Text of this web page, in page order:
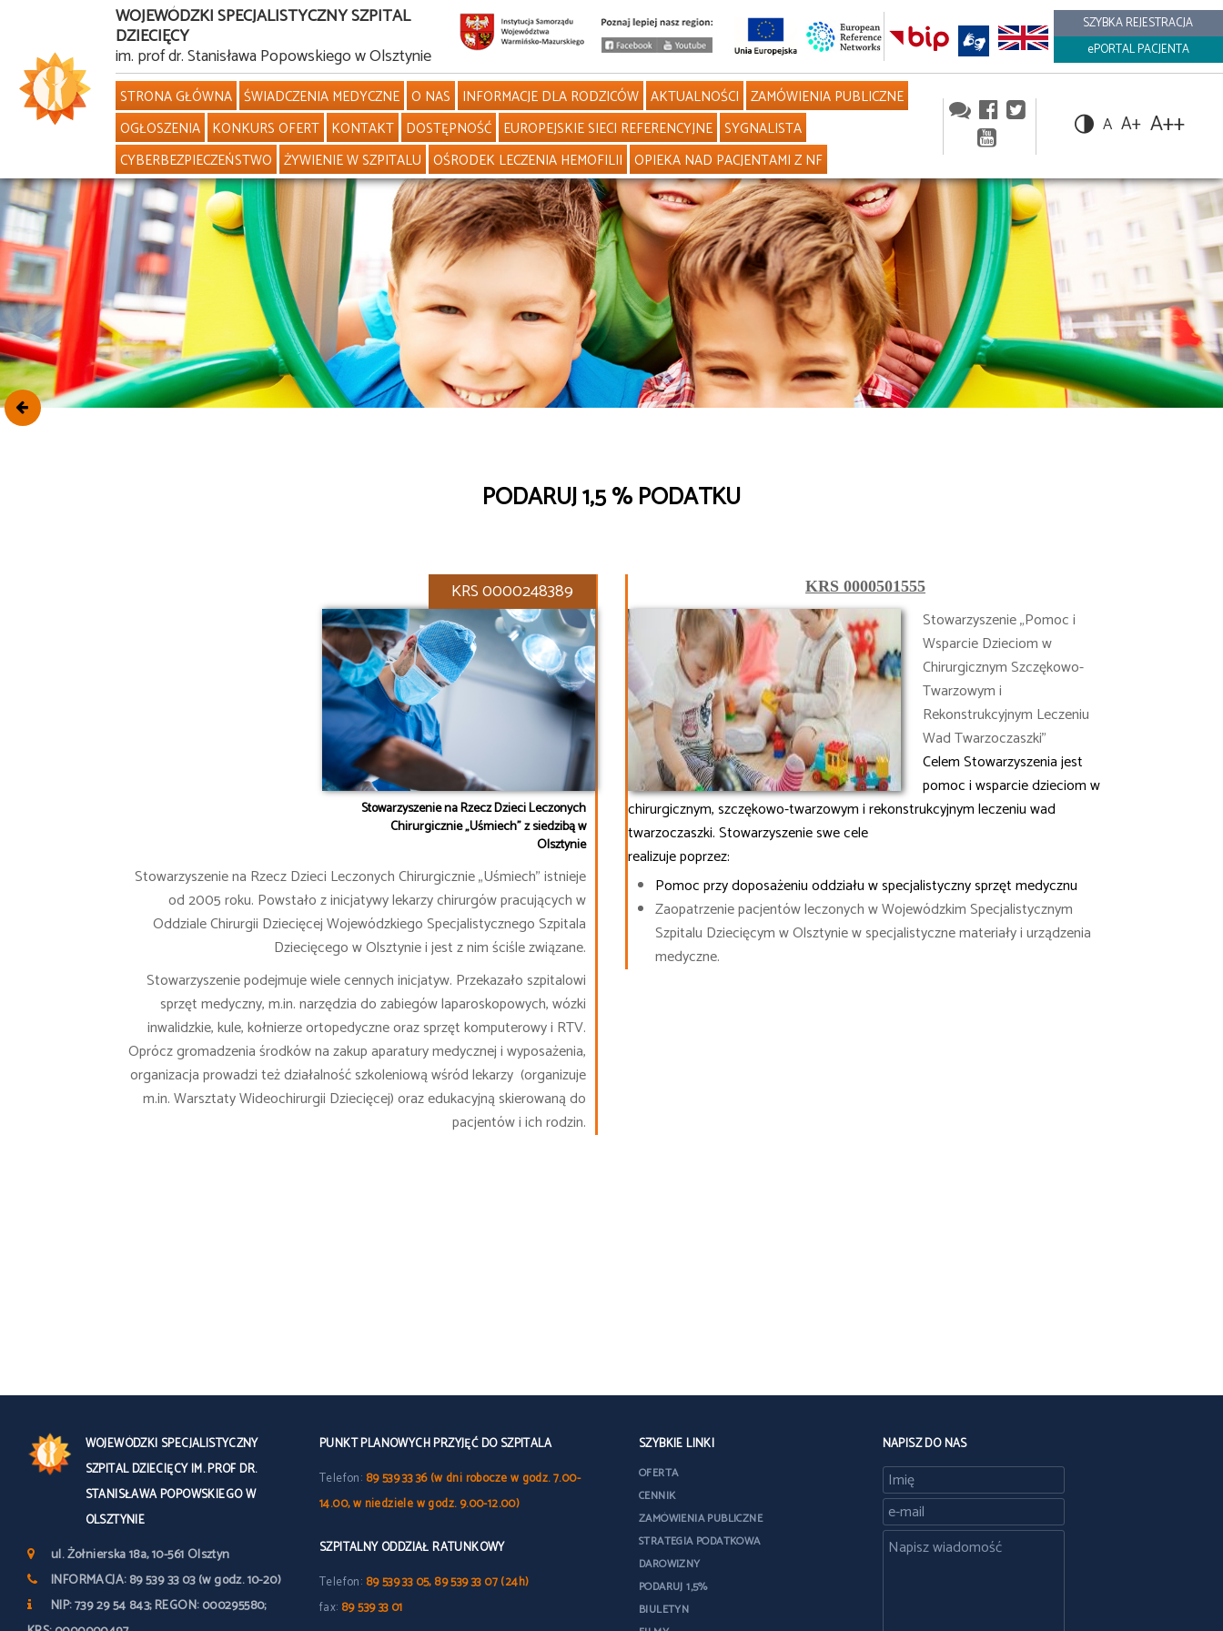
treści
WOJEWÓDZKI SPECJALISTYCZNY SZPITAL
DZIECIĘCY
im. prof dr. Stanisława Popowskiego w Olsztynie
SZYBKA REJESTRACJA
ePORTAL PACJENTA
STRONA GŁÓWNA ŚWIADCZENIA MEDYCZNE O NAS INFORMACJE DLA RODZICÓW AKTUALNOŚCI ZAMÓWIENIA PUBLICZNE
OGŁOSZENIA KONKURS OFERT KONTAKT DOSTĘPNOŚĆ EUROPEJSKIE SIECI REFERENCYJNE SYGNALISTA
CYBERBEZPIECZEŃSTWO ŻYWIENIE W SZPITALU OŚRODEK LECZENIA HEMOFILII OPIEKA NAD PACJENTAMI Z NF
A A+ A++
PODARUJ 1,5 % PODATKU
KRS 0000248389
Stowarzyszenie na Rzecz Dzieci Leczonych
Chirurgicznie „Uśmiech” z siedzibą w
Olsztynie
Stowarzyszenie na Rzecz Dzieci Leczonych Chirurgicznie „Uśmiech” istnieje
od 2005 roku. Powstało z inicjatywy lekarzy chirurgów pracujących w
Oddziale Chirurgii Dziecięcej Wojewódzkiego Specjalistycznego Szpitala
Dziecięcego w Olsztynie i jest z nim ściśle związane.
Stowarzyszenie podejmuje wiele cennych inicjatyw. Przekazało szpitalowi
sprzęt medyczny, m.in. narzędzia do zabiegów laparoskopowych, wózki
inwalidzkie, kule, kołnierze ortopedyczne oraz sprzęt komputerowy i RTV.
Oprócz gromadzenia środków na zakup aparatury medycznej i wyposażenia,
organizacja prowadzi też działalność szkoleniową wśród lekarzy (organizuje
m.in. Warsztaty Wideochirurgii Dziecięcej) oraz edukacyjną skierowaną do
pacjentów i ich rodzin.
KRS 0000501555
Stowarzyszenie „Pomoc i
Wsparcie Dzieciom w
Chirurgicznym Szczękowo-
Twarzowym i
Rekonstrukcyjnym Leczeniu
Wad Twarzoczaszki”
Celem Stowarzyszenia jest
pomoc i wsparcie dzieciom w
chirurgicznym, szczękowo-twarzowym i rekonstrukcyjnym leczeniu wad
twarzoczaszki.Stowarzyszenie swe cele
realizuje poprzez:
Pomoc przy doposażeniu oddziału w specjalistyczny sprzęt medycznu
Zaopatrzenie pacjentów leczonych w Wojewódzkim Specjalistycznym
Szpitalu Dziecięcym w Olsztynie w specjalistyczne materiały i urządzenia
medyczne.
WOJEWÓDZKI SPECJALISTYCZNY
SZPITAL DZIECIĘCY IM. PROF DR.
STANISŁAWA POPOWSKIEGO W
OLSZTYNIE
ul. Żołnierska 18a, 10-561 Olsztyn
INFORMACJA: 89 539 33 03 (w godz. 10-20)
NIP: 739 29 54 843; REGON: 000295580;
PUNKT PLANOWYCH PRZYJĘĆ DO SZPITALA
Telefon: 89 539 33 36 (w dni robocze w godz. 7.00-
14.00, w niedziele w godz. 9.00-12.00)
SZPITALNY ODDZIAŁ RATUNKOWY
Telefon: 89 539 33 05, 89 539 33 07 (24h)
fax: 89 539 33 01
SZYBKIE LINKI
OFERTA
CENNIK
ZAMÓWIENIA PUBLICZNE
STRATEGIA PODATKOWA
DAROWIZNY
PODARUJ 1,5%
BIULETYN
NAPISZ DO NAS